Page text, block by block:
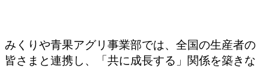
みくりや青果アグリ事業部では、全国の生産者の
皆さまと連携し、「共に成長する」関係を築きな